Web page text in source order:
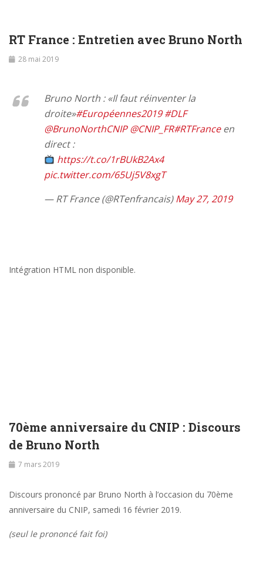
RT France : Entretien avec Bruno North
28 mai 2019
Bruno North : «Il faut réinventer la
droite»#Européennes2019 #DLF
@BrunoNorthCNIP @CNIP_FR#RTFranceen
direct :
https://t.co/1rBUkB2Ax4
pic.twitter.com/65Uj5V8xgT
— RT France (@RTenfrancais)May 27, 2019
Intégration HTML non disponible.
70ème anniversaire du CNIP : Discours
de Bruno North
7 mars 2019
Discours prononcé par Bruno North à l’occasion du 70ème
anniversaire du CNIP, samedi 16 février 2019.
(seul le prononcé fait foi)